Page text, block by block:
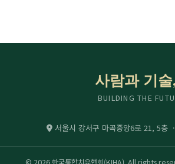
사람과 기
BUILDING THE
서울시 강서구 마곡중앙6로 21, 5층 ·